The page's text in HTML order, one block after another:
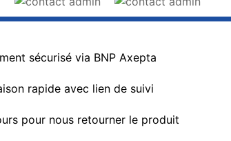
sécurisé via BNP Axepta
rapide avec lien de suivi
pour nous retourner le produit